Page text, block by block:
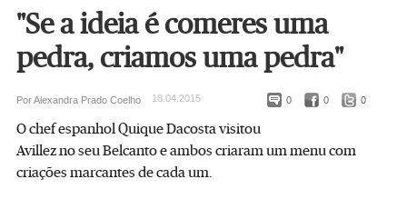
"Se a ideia é comeres uma
pedra, criamos uma pedra"
0 0 0
Por Alexandra Prado Coelho 18.04.2015
O chef espanhol Quique Dacosta visitou
Avillez no seu Belcanto e ambos criaram um menu com
criações marcantes de cada um.